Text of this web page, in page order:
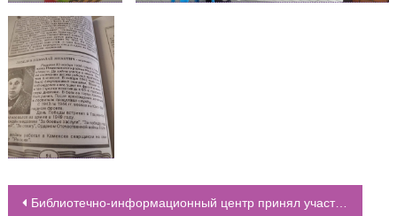
Библиотечно-информационный центр принял участие в Международной Акции “Читаем детям о Великой Отечественной войне”